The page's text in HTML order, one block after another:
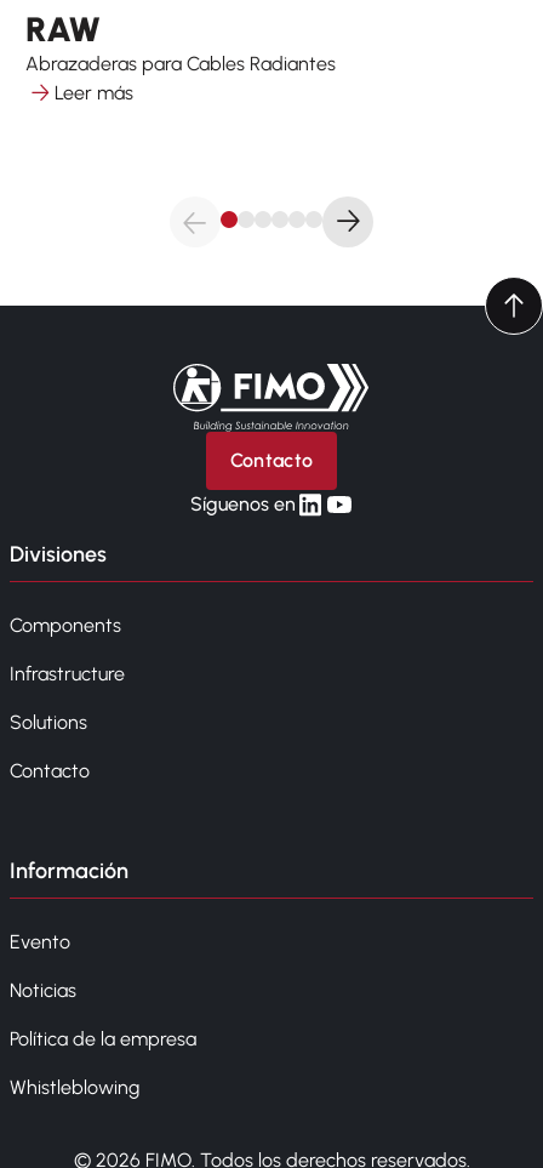
RAW
Abrazaderas para Cables Radiantes
Leer más
Volver a la página principal
Contacto
Síguenos enlinkedin
yt
Divisiones
Components
Infrastructure
Solutions
Contacto
Información
Evento
Noticias
Política de la empresa
Whistleblowing
© 2026 FIMO. Todos los derechos reservados.